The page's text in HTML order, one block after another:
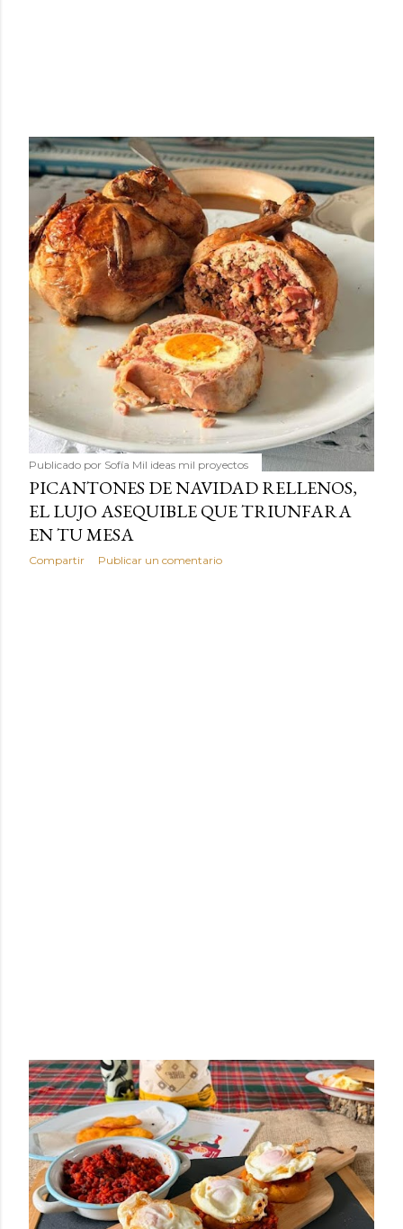
Publicado por Sofía Mil ideas mil proyectos
PICANTONES DE NAVIDAD RELLENOS,
EL LUJO ASEQUIBLE QUE TRIUNFARA
EN TU MESA
Compartir Publicar un comentario